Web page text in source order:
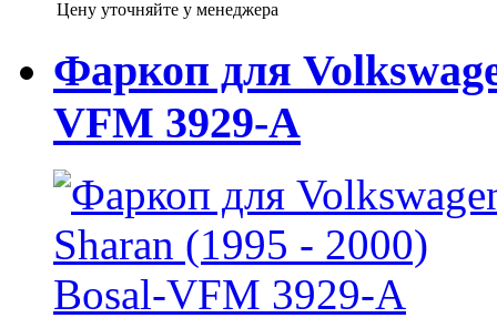
Цену уточняйте у менеджера
Фаркоп для
VFM 3929-A